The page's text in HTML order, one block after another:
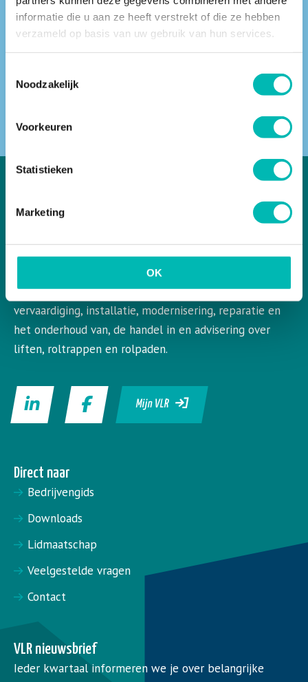
informatie die u aan ze heeft verstrekt of die ze hebben
verzameld op basis van uw gebruik van hun services.
Noodzakelijk
Voorkeuren
Statistieken
Marketing
OK
Vind een VLR-vakbedrijf bij jou in de buurt
VLR is de Nederlandse vereniging voor liften en
roltrappen. VLR behartigt de belangen van de gehele
bedrijfstak en aangesloten leden op het gebied van de
vervaardiging, installatie, modernisering, reparatie en
het onderhoud van, de handel in en advisering over
liften, roltrappen en rolpaden.
Mijn VLR
Direct naar
Bedrijvengids
Downloads
Lidmaatschap
Veelgestelde vragen
Contact
VLR nieuwsbrief
Ieder kwartaal informeren we je over belangrijke